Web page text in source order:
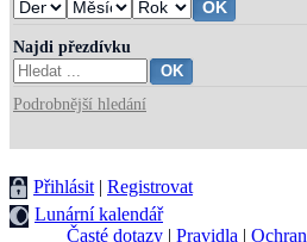
Najdi přezdívku
Podrobnější hledání
Přihlásit | Registrovat
Lunární kalendář
Časté dotazy | Pravidla |